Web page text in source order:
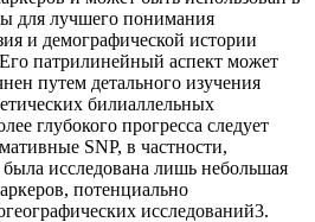
для лучшего понимания
и демографической истории
патрилинейный аспект может
путем детального изучения
билиаллельных
глубокого прогресса следует
SNP, в частности,
исследована лишь небольшая
потенциально
исследований3.